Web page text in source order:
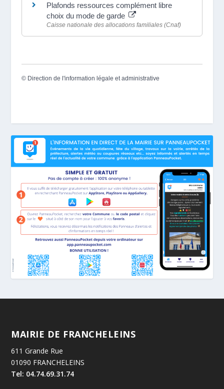
Plafonds ressources complément libre
choix du mode de garde
Caisse nationale des allocations familiales (Cnaf)
© Direction de l'information légale et administrative
MAIRIE DE FRANCHELEINS
611 Grande Rue
01090 FRANCHELEINS
Tel: 04.74.69.31.74